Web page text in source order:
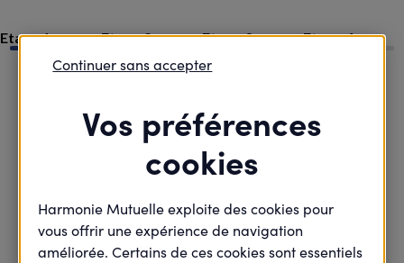
Assurez votre tranquillité d'esprit en
vous mettant à l'abri en cas de pépins
Etape 1 Etape 2 Etape 3 Etape 4
Vos préférences
cookies
Harmonie Mutuelle exploite des cookies pour
vous offrir une expérience de navigation
améliorée. Certains de ces cookies sont essentiels
Continuer sans accepter